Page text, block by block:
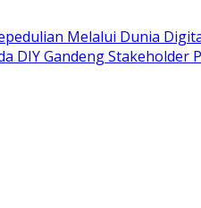
Melalui Dunia
DIY Gandeng Stakeholder